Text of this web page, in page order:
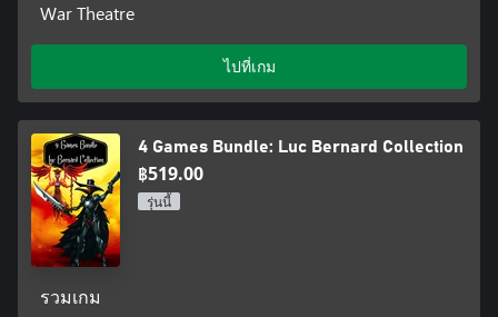
War Theatre
ไปที่เกม
4 Games Bundle: Luc Bernard Collection
฿519.00
รุ่นนี้
รวมเกม